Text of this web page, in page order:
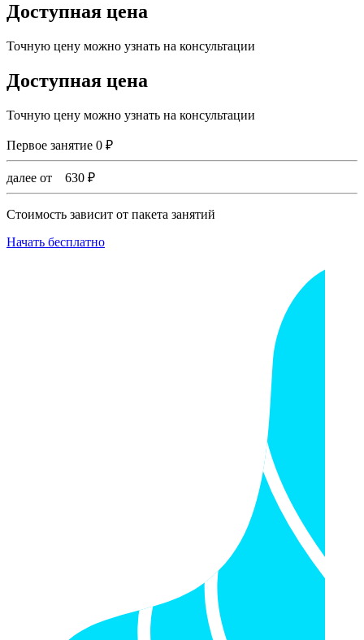
Доступная цена
Точную цену можно узнать на консультации
Доступная цена
Точную цену можно узнать на консультации
Первое занятие 0 ₽
далее от 630 ₽
Стоимость зависит от пакета занятий
Начать бесплатно